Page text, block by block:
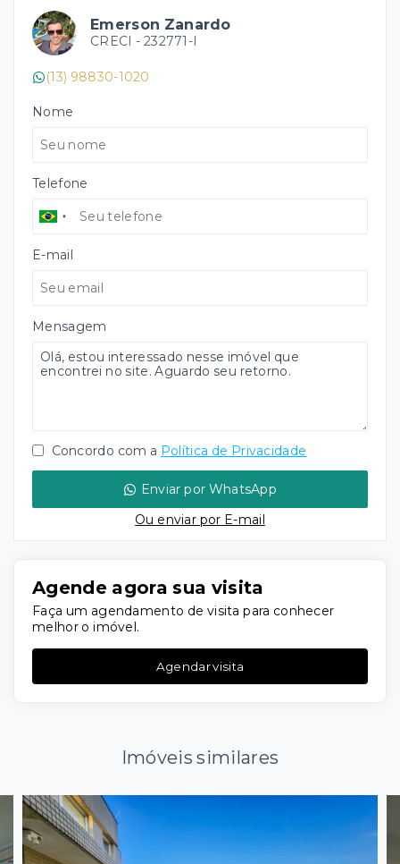
Emerson Zanardo
CRECI - 232771-I
(13) 98830-1020
Nome
Telefone
E-mail
Mensagem
Concordo com a Política de Privacidade
Enviar por WhatsApp
Ou enviar por E-mail
Agende agora sua visita
Faça um agendamento de visita para conhecer
melhor o imóvel.
Agendar visita
Imóveis similares